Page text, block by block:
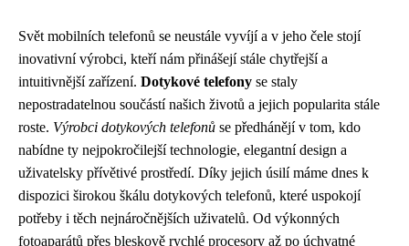
Svět mobilních telefonů se neustále vyvíjí a v jeho čele stojí
inovativní výrobci, kteří nám přinášejí stále chytřejší a
intuitivnější zařízení. Dotykové telefony se staly
nepostradatelnou součástí našich životů a jejich popularita stále
roste. Výrobci dotykových telefonů se předhánějí v tom, kdo
nabídne ty nejpokročilejší technologie, elegantní design a
uživatelsky přívětivé prostředí. Díky jejich úsilí máme dnes k
dispozici širokou škálu dotykových telefonů, které uspokojí
potřeby i těch nejnáročnějších uživatelů. Od výkonných
fotoaparátů přes bleskově rychlé procesory až po úchvatné